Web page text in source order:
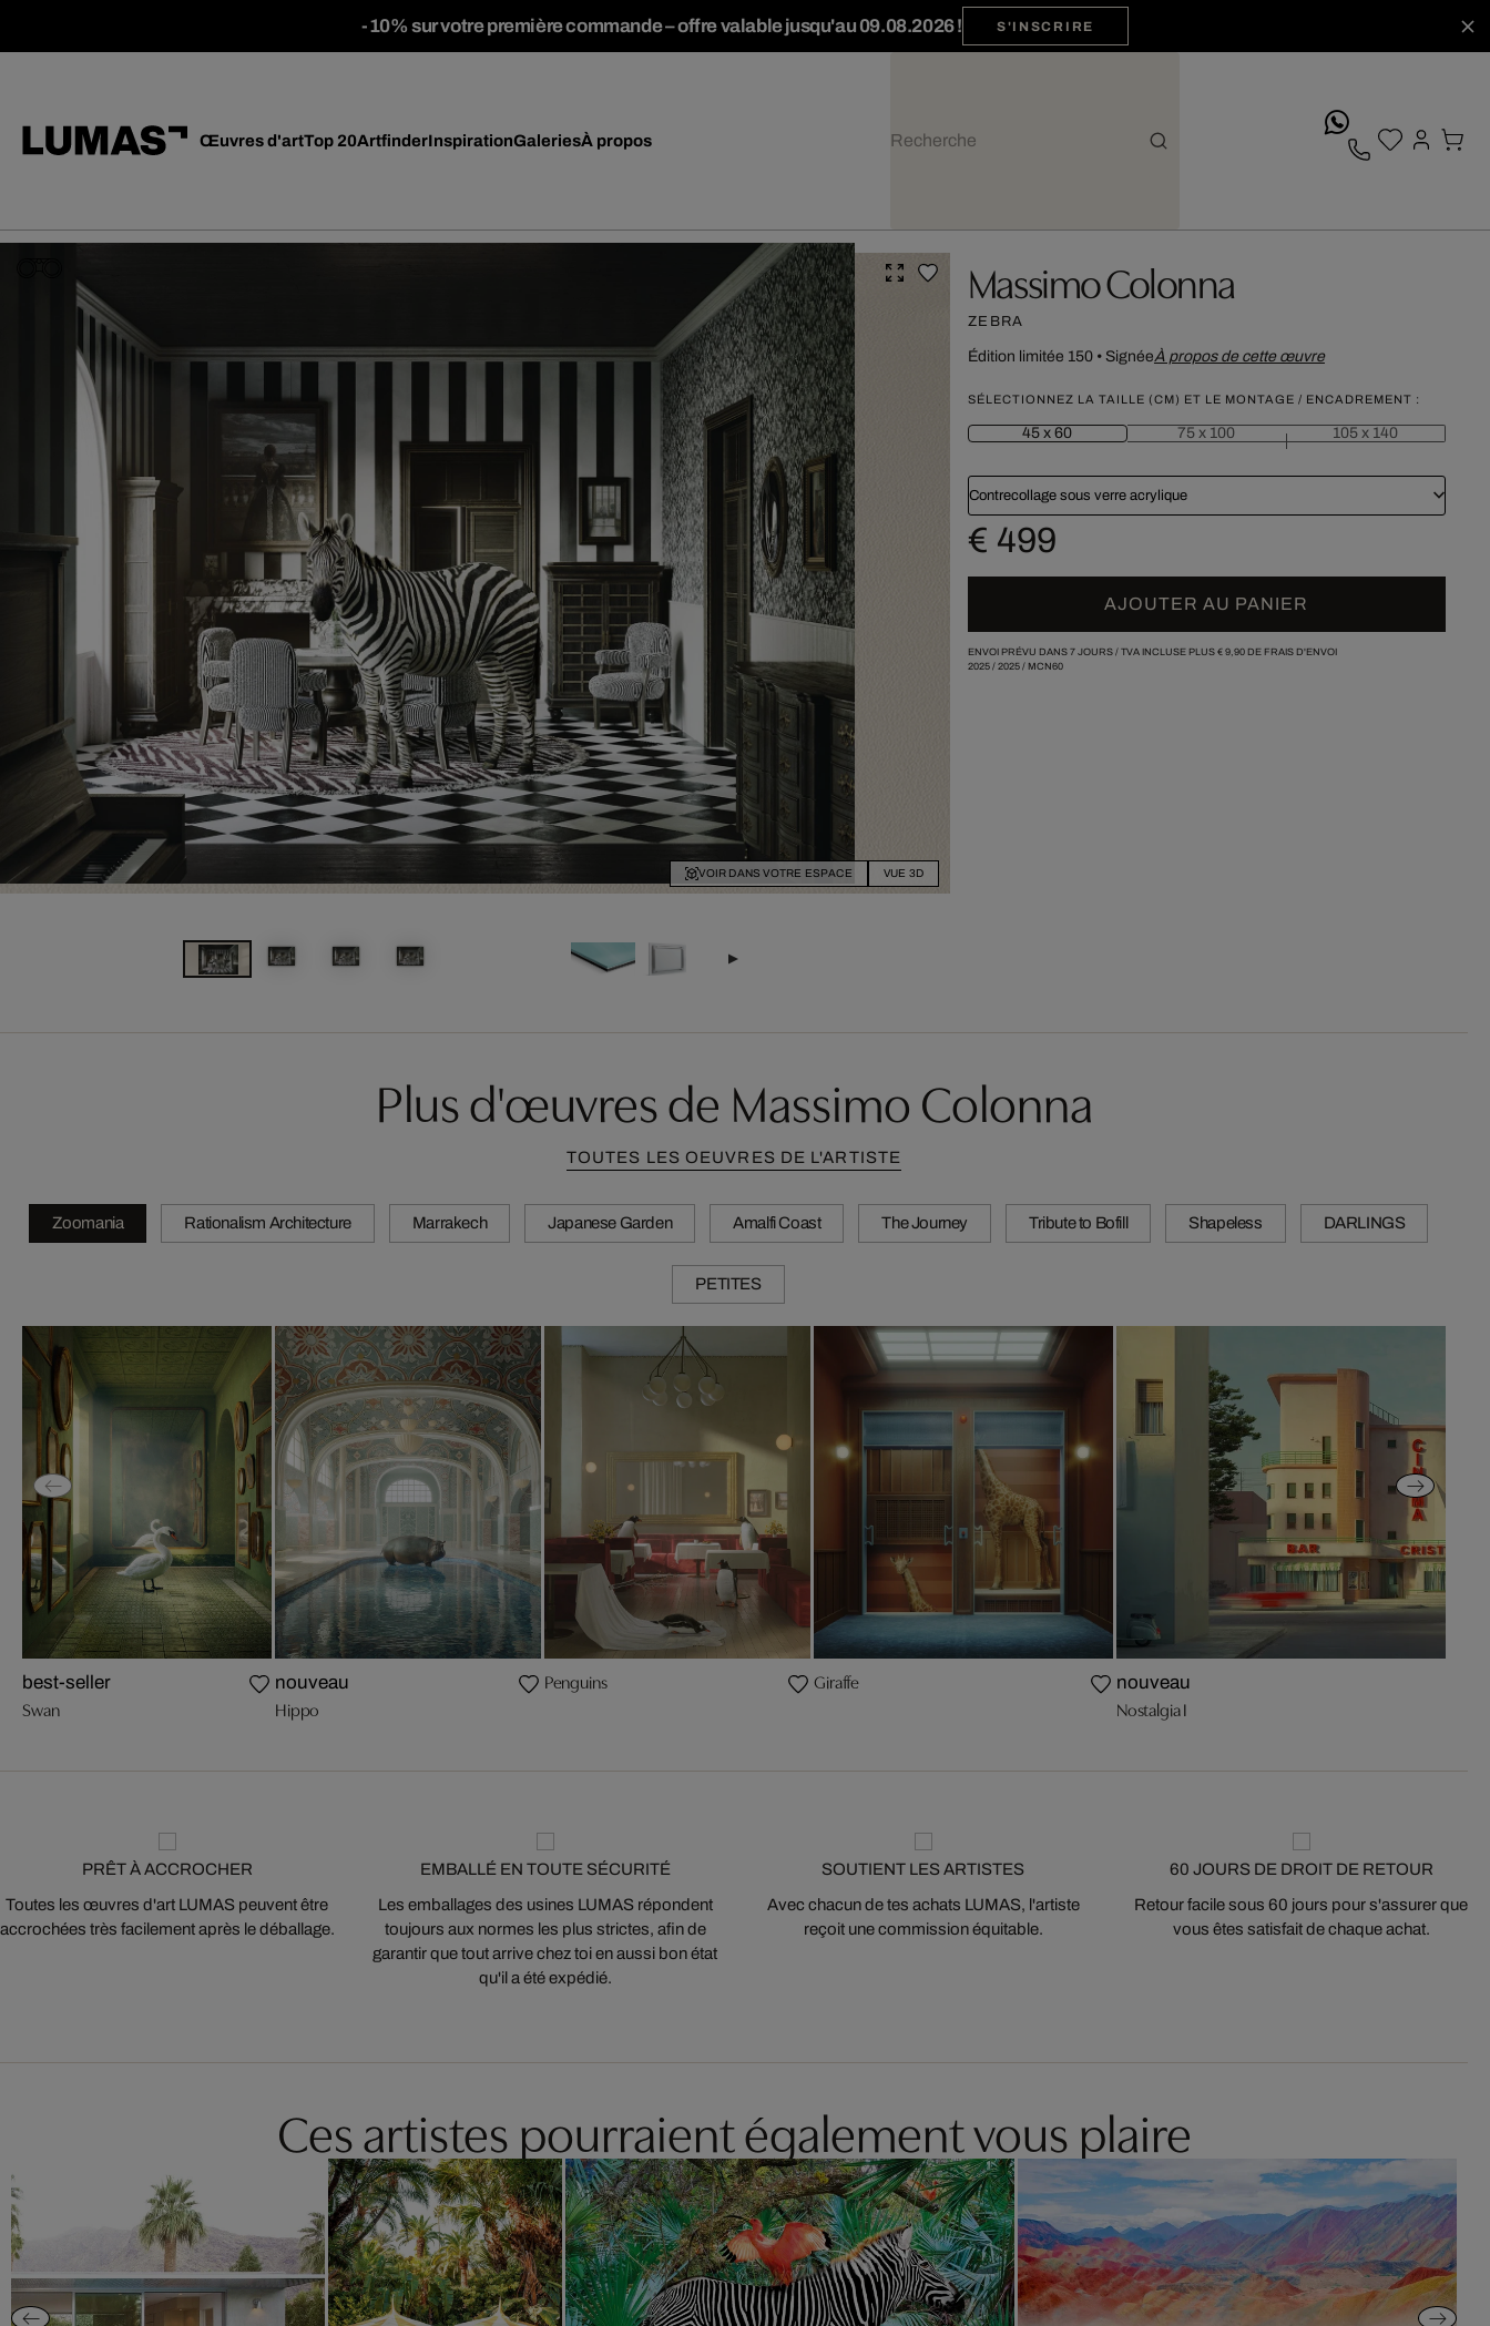
-10% sur votre première commande – offre valable jusqu'au 09.08.2026 ! S'INSCRIRE
Œuvres d'artTop 20ArtfinderInspirationGaleriesÀ propos
VOIR DANS VOTRE ESPACE VUE 3D
Massimo Colonna
ZEBRA
Édition limitée 150• SignéeÀ propos de cette œuvre
SÉLECTIONNEZ LA TAILLE (CM) ET LE MONTAGE / ENCADREMENT :
45 x 60 75 x 100 105 x 140
Contrecollage sous verre acrylique
€ 499
AJOUTER AU PANIER
ENVOI PRÉVU DANS 7 JOURS / TVA INCLUSE PLUS € 9,90DE FRAIS D'ENVOI
2025/ 2025/ MCN60
Plus d'œuvres de Massimo Colonna
TOUTES LES OEUVRES DE L'ARTISTE
Zoomania Rationalism Architecture Marrakech Japanese Garden Amalfi Coast The Journey Tribute to Bofill Shapeless DARLINGS
PETITES
best-seller
Swan
nouveau
Hippo
Penguins Giraffe nouveau
Nostalgia I
PRÊT À ACCROCHER
Toutes les œuvres d'art LUMAS peuvent être
accrochées très facilement après le déballage.
EMBALLÉ EN TOUTE SÉCURITÉ
Les emballages des usines LUMAS répondent
toujours aux normes les plus strictes, afin de
garantir que tout arrive chez toi en aussi bon état
qu'il a été expédié.
SOUTIENT LES ARTISTES
Avec chacun de tes achats LUMAS, l'artiste
reçoit une commission équitable.
60 JOURS DE DROIT DE RETOUR
Retour facile sous 60 jours pour s'assurer que
vous êtes satisfait de chaque achat.
Ces artistes pourraient également vous plaire